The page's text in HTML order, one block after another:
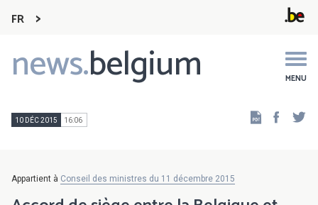
FR
news.belgium MENU
Main
navigation
10 DÉC 2015 16:06
Appartient à Conseil des ministres du 11 décembre 2015